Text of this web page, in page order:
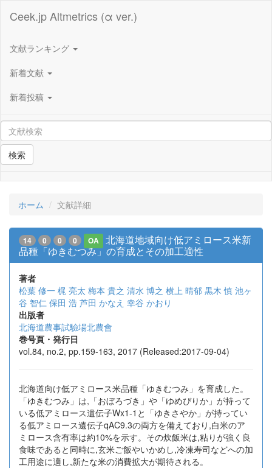
Ceek.jp Altmetrics (α ver.)
文献ランキング
新着文献
新着投稿
検索
ホーム 文献詳細
14 0 0 0 OA
北海道地域向け低アミロース米新
品種「ゆきむつみ」の育成とその加工適性
著者
松葉 修一 梶 亮太 梅本 貴之 清水 博之 横上 晴郁 黒木 慎 池ヶ
谷 智仁 保田 浩 芦田 かなえ 幸谷 かおり
出版者
北海道農事試驗場北農會
巻号頁・発行日
vol.84, no.2, pp.159-163, 2017 (Released:2017-09-04)
北海道向け低アミロース米品種「ゆきむつみ」を育成した。
「ゆきむつみ」は,「おぼろづき」や「ゆめぴりか」が持って
いる低アミロース遺伝子Wx1-1と「ゆきさやか」が持ってい
る低アミロース遺伝子qAC9.3の両方を備えており,白米のア
ミロース含有率は約10%を示す。その炊飯米は,粘りが強く良
食味であると同時に,玄米ご飯やいかめし,冷凍寿司などへの加
工用途に適し,新たな米の消費拡大が期待される。